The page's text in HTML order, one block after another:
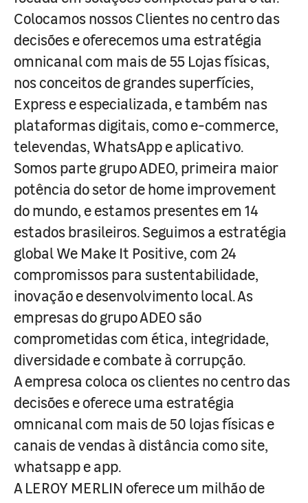
Colocamos nossos Clientes no centro das
decisões e oferecemos uma estratégia
omnicanal com mais de 55 Lojas físicas,
nos conceitos de grandes superfícies,
Express e especializada, e também nas
plataformas digitais, como e-commerce,
televendas, WhatsApp e aplicativo.
Somos parte grupo ADEO, primeira maior
potência do setor de home improvement
do mundo, e estamos presentes em 14
estados brasileiros. Seguimos a estratégia
global We Make It Positive, com 24
compromissos para sustentabilidade,
inovação e desenvolvimento local. As
empresas do grupo ADEO são
comprometidas com ética, integridade,
diversidade e combate à corrupção.
A empresa coloca os clientes no centro das
decisões e oferece uma estratégia
omnicanal com mais de 50 lojas físicas e
canais de vendas à distância como site,
whatsapp e app.
A LEROY MERLIN oferece um milhão de